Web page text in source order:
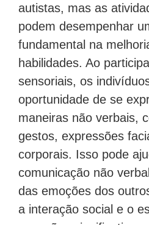
autistas, mas as
podem desempenhar
fundamental na
habilidades. Ao
sensoriais, os
oportunidade de se
maneiras não verbais,
gestos, expressões
corporais. Isso pode
comunicação não
das emoções dos
a interação social e o